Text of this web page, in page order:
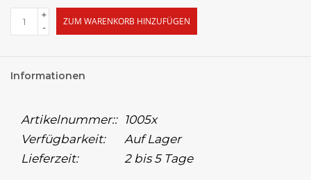
+
-
ZUM WARENKORB HINZUFÜGEN
Informationen
Artikelnummer::
1005x
Verfügbarkeit:
Auf Lager
Lieferzeit:
2 bis 5 Tage